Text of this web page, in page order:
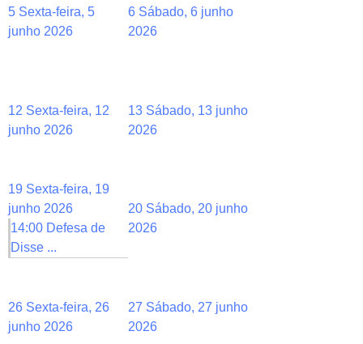
5 Sexta-feira, 5
junho 2026
6 Sábado, 6 junho
2026
12 Sexta-feira, 12
junho 2026
13 Sábado, 13 junho
2026
19 Sexta-feira, 19
junho 2026
14:00 Defesa de
Disse ...
20 Sábado, 20 junho
2026
26 Sexta-feira, 26
junho 2026
27 Sábado, 27 junho
2026